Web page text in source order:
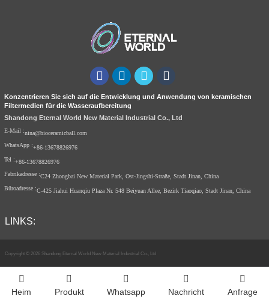
Konzentrieren Sie sich auf die Entwicklung und Anwendung von keramischen
Filtermedien für die Wasseraufbereitung
Shandong Eternal World New Material Industrial Co., Ltd
E-Mail :nina@bioceramicball.com
WhatsApp :+86-13678826976
Tel :+86-13678826976
Fabrikadresse :C24 Zhongbai New Material Park, Ost-Jingshi-Straße, Stadt Jinan, China
Büroadresse :C-425 Jiahui Huanqiu Plaza Nr. 548 Beiyuan Allee, Bezirk Tiaoqiao, Stadt Jinan, China
LINKS:
Copyright © 2026 Shandong Eternal World New Material Industrial Co., Ltd
Index
Heim Produkt Whatsapp Nachricht Anfrage